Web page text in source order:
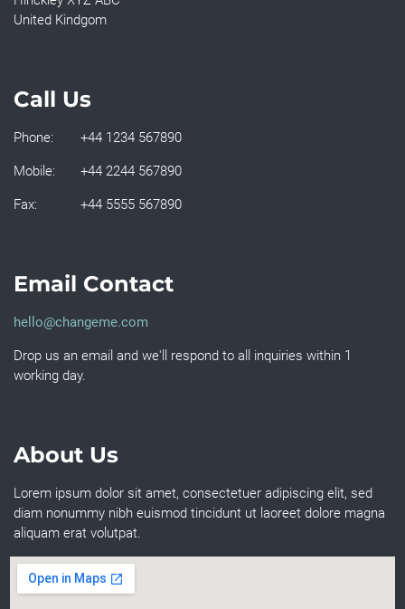
United Kindgom
Call Us
Phone: +44 1234 567890
Mobile: +44 2244 567890
Fax: +44 5555 567890
Email Contact
hello@changeme.com
Drop us an email and we'll respond to all inquiries within 1
working day.
About Us
Lorem ipsum dolor sit amet, consectetuer adipiscing elit, sed
diam nonummy nibh euismod tincidunt ut laoreet dolore magna
aliquam erat volutpat.